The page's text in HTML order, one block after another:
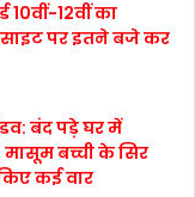
10वीं-12वीं का
पर इतने बजे कर
बंद पड़े घर में
मासूम बच्ची के सिर
कई वार